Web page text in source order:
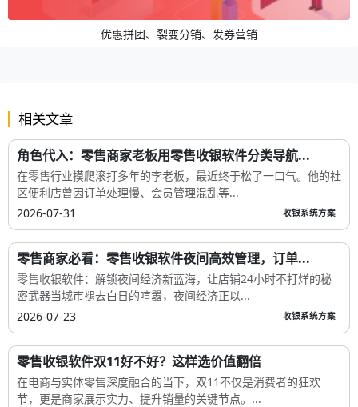
优惠拼团、裂变分销、发券营销
相关文章
角色代入：零售商家老板用零售收银软件分类导航...
在零售行业摸爬滚打多年的李老板，最近终于松了一口气。他的社
区便利店曾因订单处理慢、会员管理混乱等...
2026-07-31
收银系统方案
零售商家必看：零售收银软件夜间高效管理，订单...
零售收银软件：解锁夜间经济新蓝海，让店铺24小时不打烊的秘
密武器当城市褪去白日的喧嚣，夜间经济正以...
2026-07-23
收银系统方案
零售收银软件双11好不好？这样选价值翻倍
在电商与实体零售深度融合的当下，双11不仅是消费者的狂欢
节，更是商家展示实力、提升销量的关键节点。...